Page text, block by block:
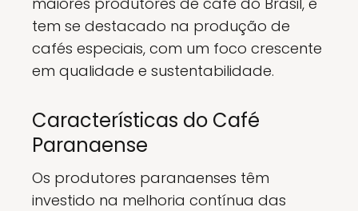
tem se destacado na produção de
cafés especiais, com um foco crescente
em qualidade e sustentabilidade.
Características do Café
Paranaense
Os produtores paranaenses têm
investido na melhoria contínua das